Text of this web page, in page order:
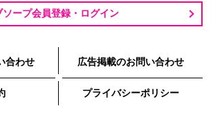
ソープ会員登録・ログイン
合わせ 広告掲載のお問い合わせ
プライバシーポリシー